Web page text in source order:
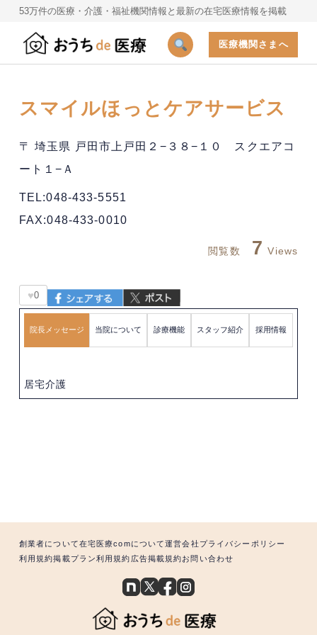
53万件の医療・介護・福祉機関情報と最新の在宅医療情報を掲載
医療機関さまへ
スマイルほっとケアサービス
〒 埼玉県 戸田市上戸田２−３８−１０ スクエアコ
ート１−Ａ
TEL:048-433-5551
FAX:048-433-0010
閲覧数 7 Views
♥0
院長メッセージ 当院について 診療機能 スタッフ紹介 採用情報
居宅介護
創業者について在宅医療comについて運営会社 プライバシーポリシー
利用規約掲載プラン利用規約 広告掲載規約お問い合わせ